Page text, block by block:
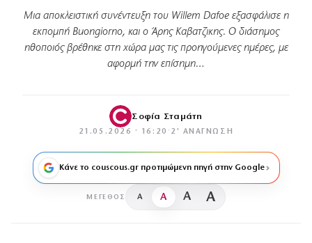
Μια αποκλειστική συνέντευξη του Willem Dafoe εξασφάλισε η
εκπομπή Buongiorno, και ο Άρης Καβατζικης. Ο διάσημος
ηθοποιός βρέθηκε στη χώρα μας τις προηγούμενες ημέρες, με
αφορμή την επίσημη…
Σοφία Σταμάτη
21.05.2026 · 16:20 · 2′ ΑΝΆΓΝΩΣΗ
Κάνε το couscous.gr προτιμώμενη πηγή στην Google
ΜΈΓΕΘΟΣ A A A A